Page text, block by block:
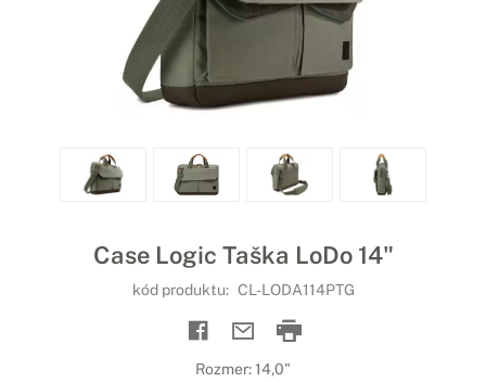
Case Logic Taška LoDo 14"
kód produktu: CL-LODA114PTG
Rozmer: 14,0"